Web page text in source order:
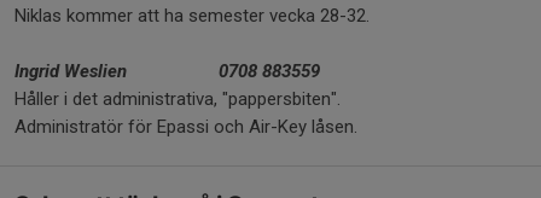
Niklas kommer att ha semester vecka 28-32.
Ingrid Weslien
0708 883559
Håller i det administrativa, "pappersbiten".
Administratör för Epassi och Air-Key låsen.